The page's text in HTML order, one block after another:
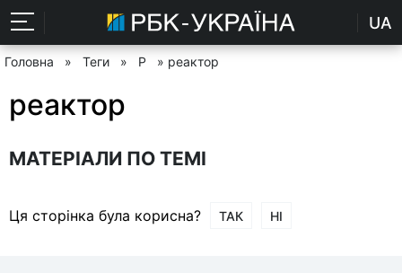
UA
Головна » Теги » Р » реактор
реактор
МАТЕРІАЛИ ПО ТЕМІ
Ця сторінка була корисна? ТАК НІ